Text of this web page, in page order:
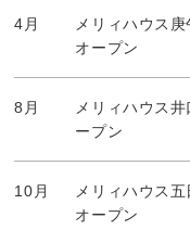
4月
メリィハウス
オープン
8月
メリィハウス
ープン
10月
メリィハウス
オープン